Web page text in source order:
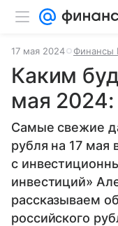
17 мая 2024 Финансы
Каким
мая 2024:
Самые свежие
рубля на 17 мая
с
инвестиций»
рассказываем
российского